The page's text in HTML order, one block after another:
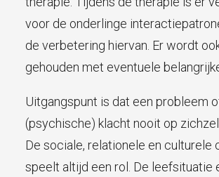
voor de onderlinge
de verbetering hiervan. Er wordt
gehouden met eventuele
Uitgangspunt is dat een probleem
(psychische) klacht nooit op
De sociale, relationele en culturele
speelt altijd een rol. De leefsituatie